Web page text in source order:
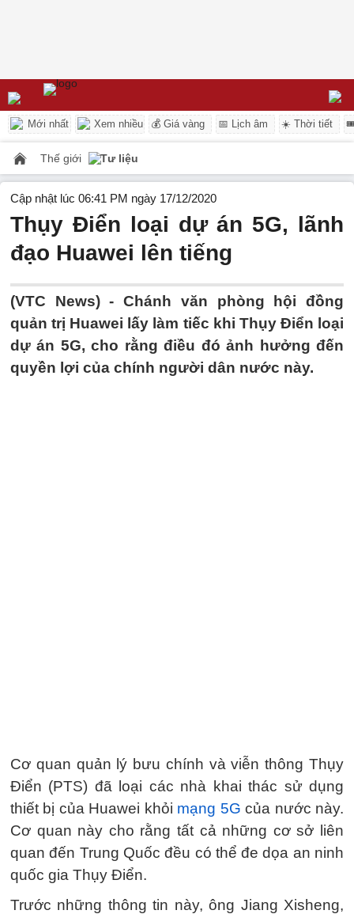
Mới nhất Xem nhiều 💰 Giá vàng 📅 Lịch âm ☀️ Thời tiết
Thế giới Tư liệu
Cập nhật lúc 06:41 PM ngày 17/12/2020
Thụy Điển loại dự án 5G, lãnh
đạo Huawei lên tiếng
(VTC News) -Chánh văn phòng hội đồng
quản trị Huawei lấy làm tiếc khi Thụy Điển loại
dự án 5G, cho rằng điều đó ảnh hưởng đến
quyền lợi của chính người dân nước này.
Cơ quan quản lý bưu chính và viễn thông Thụy
Điển (PTS) đã loại các nhà khai thác sử dụng
thiết bị của Huawei khỏi mạng 5G của nước này.
Cơ quan này cho rằng tất cả những cơ sở liên
quan đến Trung Quốc đều có thể đe dọa an ninh
quốc gia Thụy Điển.
Trước những thông tin này, ông Jiang Xisheng,